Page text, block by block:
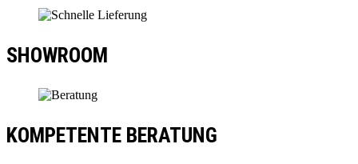
SHOWROOM
KOMPETENTE BERATUNG